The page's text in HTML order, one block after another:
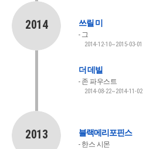
2014 쓰릴 미
그
2014-12-10~2015-03-01
더 데빌
존 파우스트
2014-08-22~2014-11-02
2013 블랙메리포핀스
한스 시몬